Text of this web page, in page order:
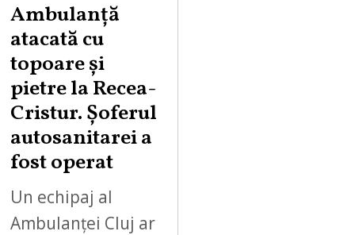
Ambulanță
atacată cu
topoare și
pietre la Recea-
Cristur. Șoferul
autosanitarei a
fost operat
Un echipaj al
Ambulanței Cluj ar